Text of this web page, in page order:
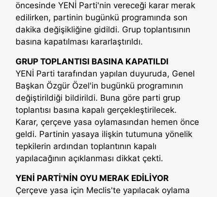
öncesinde YENİ Parti'nin vereceği karar merak
edilirken, partinin bugünkü programında son
dakika değişikliğine gidildi. Grup toplantısının
basına kapatılması kararlaştırıldı.
GRUP TOPLANTISI BASINA KAPATILDI
YENİ Parti tarafından yapılan duyuruda, Genel
Başkan Özgür Özel'in bugünkü programının
değiştirildiği bildirildi. Buna göre parti grup
toplantısı basına kapalı gerçekleştirilecek.
Karar, çerçeve yasa oylamasından hemen önce
geldi. Partinin yasaya ilişkin tutumuna yönelik
tepkilerin ardından toplantının kapalı
yapılacağının açıklanması dikkat çekti.
YENİ PARTİ'NİN OYU MERAK EDİLİYOR
Çerçeve yasa için Meclis'te yapılacak oylama